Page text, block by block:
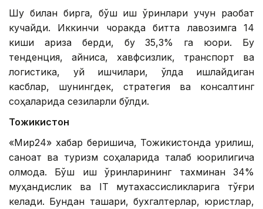
Шу билан бирга, бўш иш ўринлари учун рақобат
кучайди. Иккинчи чоракда битта лавозимга 14
киши ариза берди, бу 35,3% га юқори. Бу
тенденция, айниқса, хавфсизлик, транспорт ва
логистика, уй ишчилари, қўлда ишлайдиган
касблар, шунингдек, стратегия ва консалтинг
соҳаларида сезиларли бўлди.
Тожикистон
«Мир24» хабар беришича, Тожикистонда қурилиш,
саноат ва туризм соҳаларида талаб юқорилигича
қолмоқда. Бўш иш ўринларининг тахминан 34%
муҳандислик ва IТ мутахассисликларига тўғри
келади. Бундан ташқари, бухгалтерлар, юристлар,